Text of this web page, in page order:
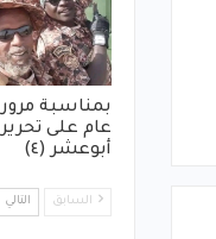
بمناسبة مرور
عام على تحرير
أبوعشر (٤)
السابق التالي